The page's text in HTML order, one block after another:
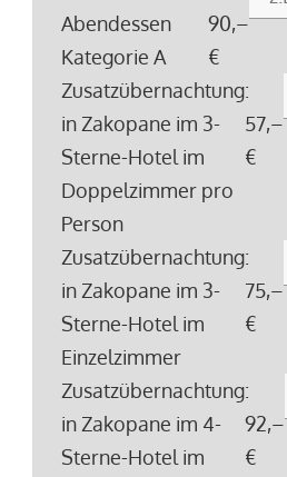
Abendessen
Kategorie A
90,–
€
Zusatzübernachtung
in Zakopane im 3-
Sterne-Hotel im
Doppelzimmer pro
Person
:
57,–
€
Zusatzübernachtung
in Zakopane im 3-
Sterne-Hotel im
Einzelzimmer
:
75,–
€
Zusatzübernachtung
in Zakopane im 4-
Sterne-Hotel im
:
92,–
€